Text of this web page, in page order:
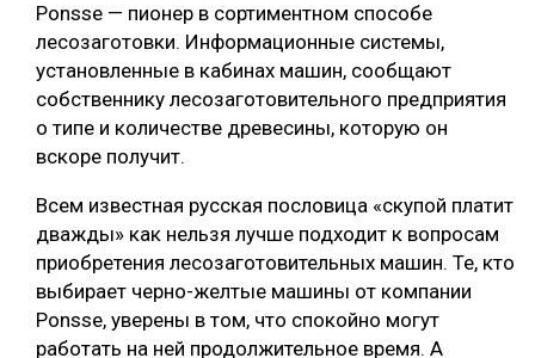
Ponsse — пионер в сортиментном способе
лесозаготовки. Информационные системы,
установленные в кабинах машин, сообщают
собственнику лесозаготовительного предприятия
о типе и количестве древесины, которую он
вскоре получит.
Всем известная русская пословица «скупой платит
дважды» как нельзя лучше подходит к вопросам
приобретения лесозаготовительных машин. Те, кто
выбирает черно-желтые машины от компании
Ponsse, уверены в том, что спокойно могут
работать на ней продолжительное время. А